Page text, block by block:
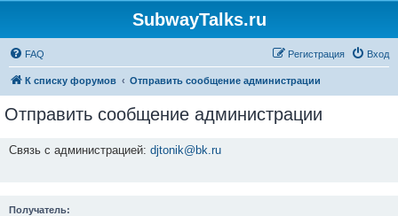
SubwayTalks.ru
FAQ Вход
Регистрация
К списку форумов Отправить сообщение администрации
Отправить сообщение администрации
Связь с администрацией: djtonik@bk.ru
Получатель: